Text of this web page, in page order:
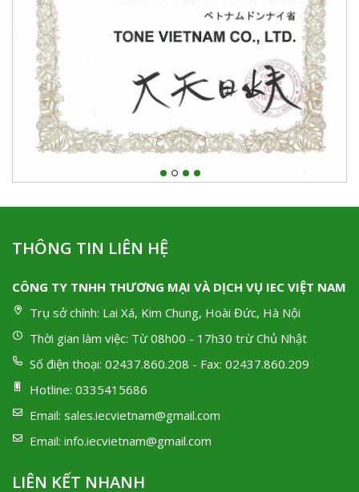
THÔNG TIN LIÊN HỆ
CÔNG TY TNHH THƯƠNG MẠI VÀ DỊCH VỤ IEC VIỆT NAM
Trụ sở chính: Lai Xá, Kim Chung, Hoài Đức, Hà Nội
Thời gian làm việc: Từ 08h00 - 17h30 trừ Chủ Nhật
Số điện thoại: 02437.860.208 - Fax: 02437.860.209
Hotline: 0335415686
Email: sales.iecvietnam@gmail.com
Email: info.iecvietnam@gmail.com
LIÊN KẾT NHANH